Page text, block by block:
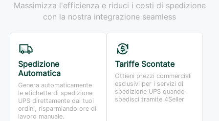
Massimizza l'efficienza e riduci i costi di spedizione
con la nostra integrazione seamless
Spedizione
Automatica
Genera automaticamente
le etichette di spedizione
UPS direttamente dai tuoi
ordini, risparmiando ore di
lavoro manuale.
Tariffe Scontate
Ottieni prezzi commerciali
esclusivi per i servizi di
spedizione UPS quando
spedisci tramite 4Seller